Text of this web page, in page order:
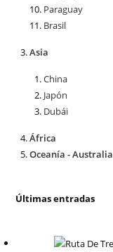
Paraguay
Brasil
Asia
China
Japón
Dubái
África
Oceanía - Australia
Últimas entradas